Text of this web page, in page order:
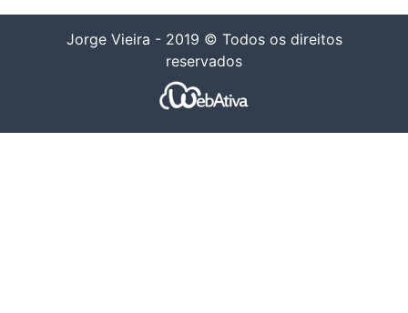
Jorge Vieira - 2019 © Todos os direitos
reservados